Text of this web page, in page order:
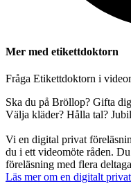
Mer med etikettdoktorn
Fråga Etikettdoktorn i
Ska du på Bröllop? Gifta
Välja kläder? Hålla tal?
Vi en digital privat
du i ett videomöte råden.
föreläsning med flera
Läs mer om en digitalt